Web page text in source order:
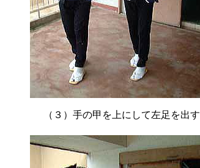
（３）手の甲を上にして左足を出す